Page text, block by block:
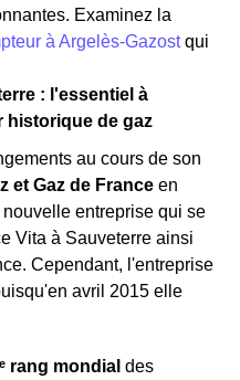
Examinez la
à Argelès-Gazostqui
: l'essentiel à
historique de gaz
au cours de son
et Gaz de France en
entreprise qui se
Vita à Sauveterre ainsi
Cependant, l'entreprise
avril 2015 elle
rang mondial des